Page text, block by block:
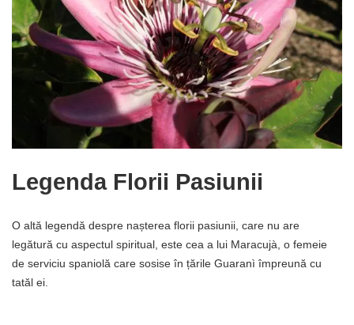
Legenda Florii Pasiunii
O altă legendă despre nașterea florii pasiunii, care nu are
legătură cu aspectul spiritual, este cea a lui Maracujà, o femeie
de serviciu spaniolă care sosise în țările Guaranì împreună cu
tatăl ei.